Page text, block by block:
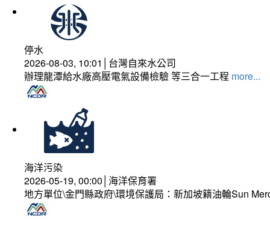
停水
2026-08-03, 10:01│台灣自來水公司
辦理龍潭給水廠高壓電氣設備檢驗 等三合一工程 more...
海洋污染
2026-05-19, 00:00│海洋保育署
地方單位\金門縣政府\環境保護局：新加坡籍油輪Sun